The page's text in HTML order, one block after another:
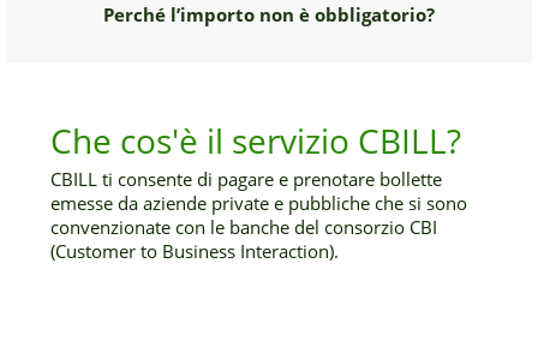
Perché l’importo non è obbligatorio?
Che cos'è il servizio CBILL?
CBILL ti consente di pagare e prenotare bollette
emesse da aziende private e pubbliche che si sono
convenzionate con le banche del consorzio CBI
(Customer to Business Interaction).